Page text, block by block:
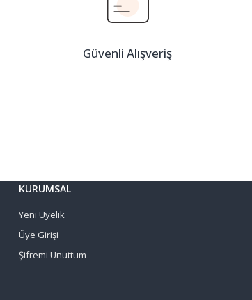
Güvenli Alışveriş
KURUMSAL
Yeni Üyelik
Üye Girişi
Şifremi Unuttum